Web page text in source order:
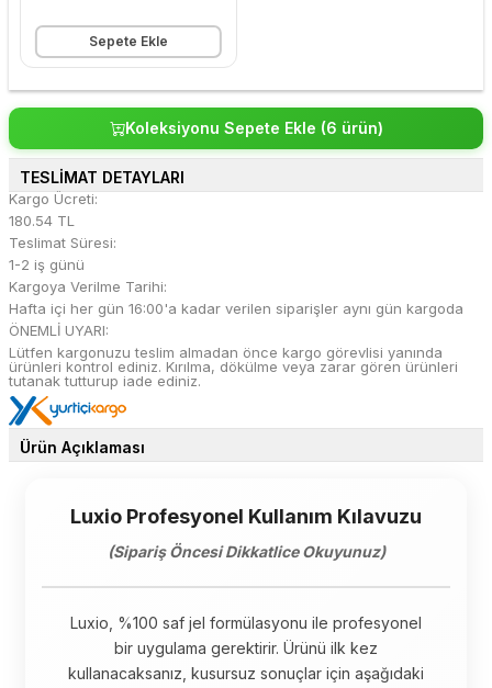
Sepete Ekle
Koleksiyonu Sepete Ekle (6 ürün)
TESLİMAT DETAYLARI
Kargo Ücreti:
180.54 TL
Teslimat Süresi:
1-2 iş günü
Kargoya Verilme Tarihi:
Hafta içi her gün 16:00'a kadar verilen siparişler aynı gün kargoda
ÖNEMLİ UYARI:
Lütfen kargonuzu teslim almadan önce kargo görevlisi yanında
ürünleri kontrol ediniz. Kırılma, dökülme veya zarar gören ürünleri
tutanak tutturup iade ediniz.
Ürün Açıklaması
Luxio Profesyonel Kullanım Kılavuzu
(Sipariş Öncesi Dikkatlice Okuyunuz)
Luxio, %100 saf jel formülasyonu ile profesyonel
bir uygulama gerektirir. Ürünü ilk kez
kullanacaksanız, kusursuz sonuçlar için aşağıdaki